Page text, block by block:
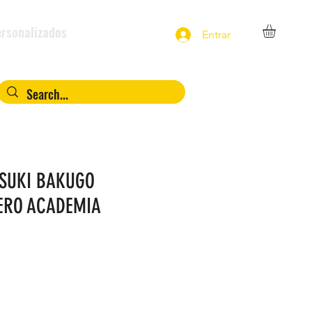
Entrar
BAKUGO
ACADEMIA